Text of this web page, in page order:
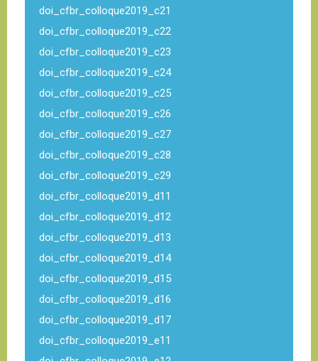
doi_cfbr_colloque2019_c21
doi_cfbr_colloque2019_c22
doi_cfbr_colloque2019_c23
doi_cfbr_colloque2019_c24
doi_cfbr_colloque2019_c25
doi_cfbr_colloque2019_c26
doi_cfbr_colloque2019_c27
doi_cfbr_colloque2019_c28
doi_cfbr_colloque2019_c29
doi_cfbr_colloque2019_d11
doi_cfbr_colloque2019_d12
doi_cfbr_colloque2019_d13
doi_cfbr_colloque2019_d14
doi_cfbr_colloque2019_d15
doi_cfbr_colloque2019_d16
doi_cfbr_colloque2019_d17
doi_cfbr_colloque2019_e11